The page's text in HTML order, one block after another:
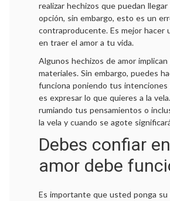
realizar hechizos que puedan
opción, sin embargo, esto es un
contraproducente. Es mejor hacer
en traer el amor a tu vida.
Algunos hechizos de amor
materiales. Sin embargo, puedes
funciona poniendo tus
es expresar lo que quieres a la
rumiando tus pensamientos o
la vela y cuando se agote
Debes confiar
amor debe
Es importante que usted ponga